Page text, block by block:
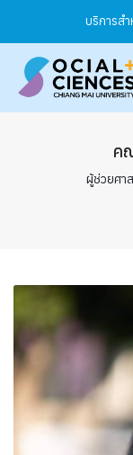
บริการส
ค
ผู้ช่วยศา